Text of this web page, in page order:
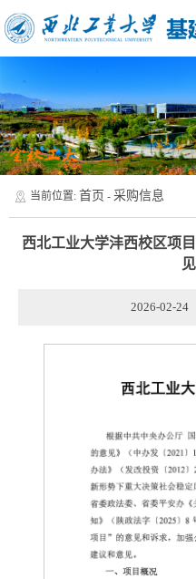
当前位置: 首页 - 采购信息
西北工业大学沣西校区项
2026-02-24